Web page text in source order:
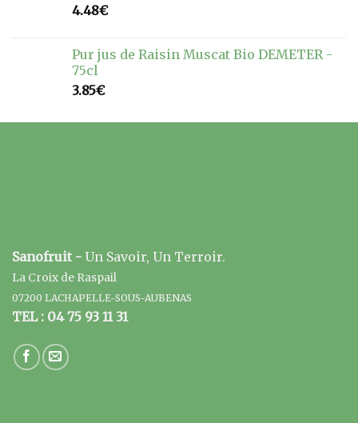
4.48€
Pur jus de Raisin Muscat Bio DEMETER -
75cl
3.85€
Sanofruit - Un Savoir, Un Terroir.
La Croix de Raspail
07200 LACHAPELLE-SOUS-AUBENAS
TEL : 04 75 93 11 31